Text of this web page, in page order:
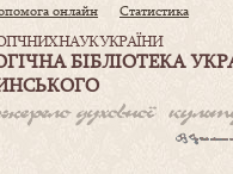
онлайн Статистика
НАУК УКРАЇНИ
БІБЛІОТЕКА